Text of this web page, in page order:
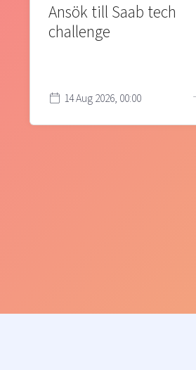
Ansök till Saab tech
challenge
14 Aug 2026, 00:00